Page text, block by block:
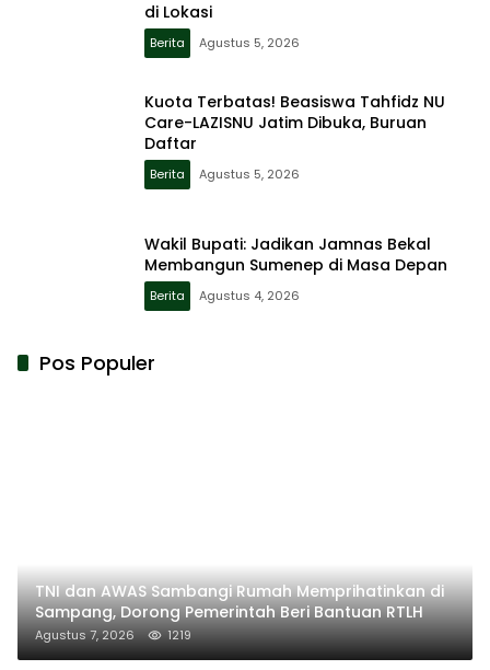
di Lokasi
Berita Agustus 5, 2026
Kuota Terbatas! Beasiswa Tahfidz NU
Care-LAZISNU Jatim Dibuka, Buruan
Daftar
Berita Agustus 5, 2026
Wakil Bupati: Jadikan Jamnas Bekal
Membangun Sumenep di Masa Depan
Berita Agustus 4, 2026
Pos Populer
TNI dan AWAS Sambangi Rumah Memprihatinkan di
Sampang, Dorong Pemerintah Beri Bantuan RTLH
Agustus 7, 2026 1219